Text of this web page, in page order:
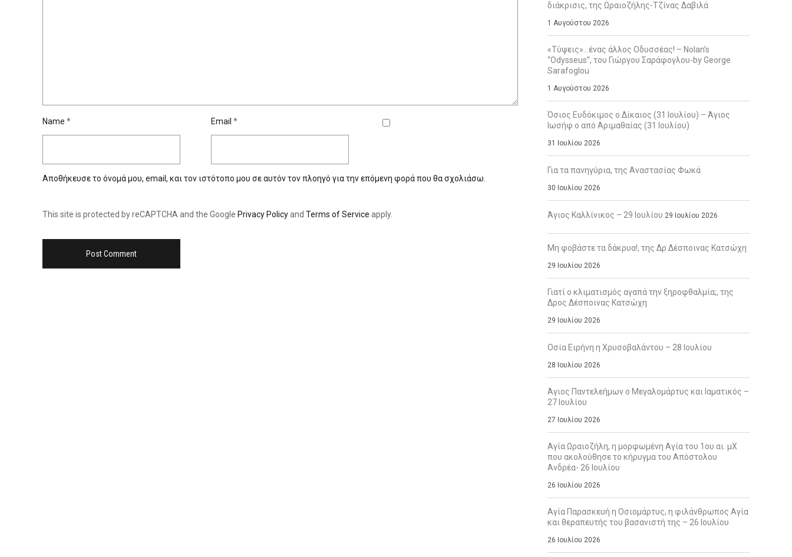
Name * Email *
Αποθήκευσε το όνομά μου, email, και τον ιστότοπο μου σε αυτόν τον πλοηγό για την επόμενη φορά που θα σχολιάσω.
This site is protected by reCAPTCHA and the Google Privacy Policyand Terms of Service apply.
διάκρισις, της Ωραιοζήλης-Τζίνας Δαβιλά
1 Αυγούστου 2026
«Τύψεις»…ένας άλλος Οδυσσέας! – Nolan’s
“Odysseus”, του Γιώργου Σαράφογλου-by George
Sarafoglou
1 Αυγούστου 2026
Όσιος Ευδόκιμος ο Δίκαιος (31 Ιουλίου) – Άγιος
Ιωσήφ ο από Αριμαθαίας (31 Ιουλίου)
31 Ιουλίου 2026
Για τα πανηγύρια, της Αναστασίας Φωκά
30 Ιουλίου 2026
Άγιος Καλλίνικος – 29 Ιουλίου 29 Ιουλίου 2026
Μη φοβάστε τα δάκρυα!, της Δρ Δέσποινας Κατσώχη
29 Ιουλίου 2026
Γιατί ο κλιματισμός αγαπά την ξηροφθαλμία;, της
Δρος Δέσποινας Κατσώχη
29 Ιουλίου 2026
Οσία Ειρήνη η Χρυσοβαλάντου – 28 Ιουλίου
28 Ιουλίου 2026
Άγιος Παντελεήμων ο Μεγαλομάρτυς και Ιαματικός –
27 Ιουλίου
27 Ιουλίου 2026
Αγία Ωραιοζήλη, η μορφωμένη Αγία του 1ου αι. μΧ
που ακολούθησε το κήρυγμα του Απόστολου
Ανδρέα- 26 Ιουλίου
26 Ιουλίου 2026
Αγία Παρασκευή η Οσιομάρτυς, η φιλάνθρωπος Αγία
και θεραπευτής του βασανιστή της – 26 Ιουλίου
26 Ιουλίου 2026